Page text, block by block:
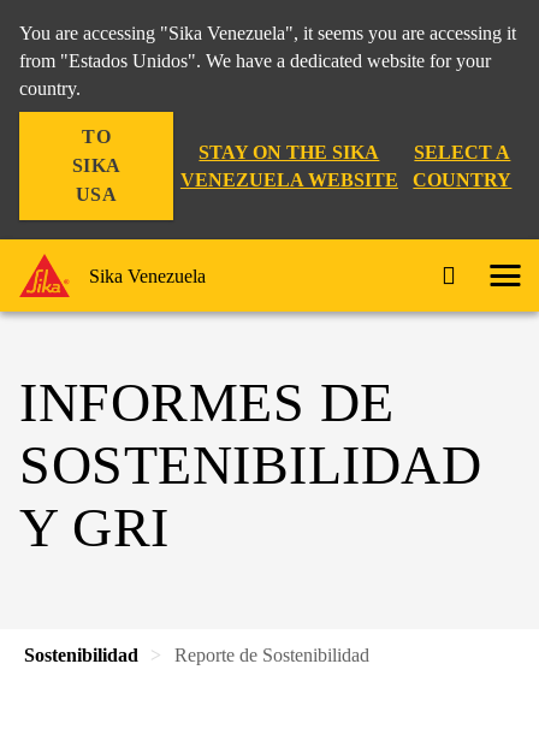
You are accessing "Sika Venezuela", it seems you are accessing it
from "Estados Unidos". We have a dedicated website for your
country.
TO
SIKA
USA
STAY ON THE SIKA
VENEZUELA WEBSITE
SELECT A
COUNTRY
Sika Venezuela
INFORMES DE
SOSTENIBILIDAD
Y GRI
Sostenibilidad Reporte de Sostenibilidad